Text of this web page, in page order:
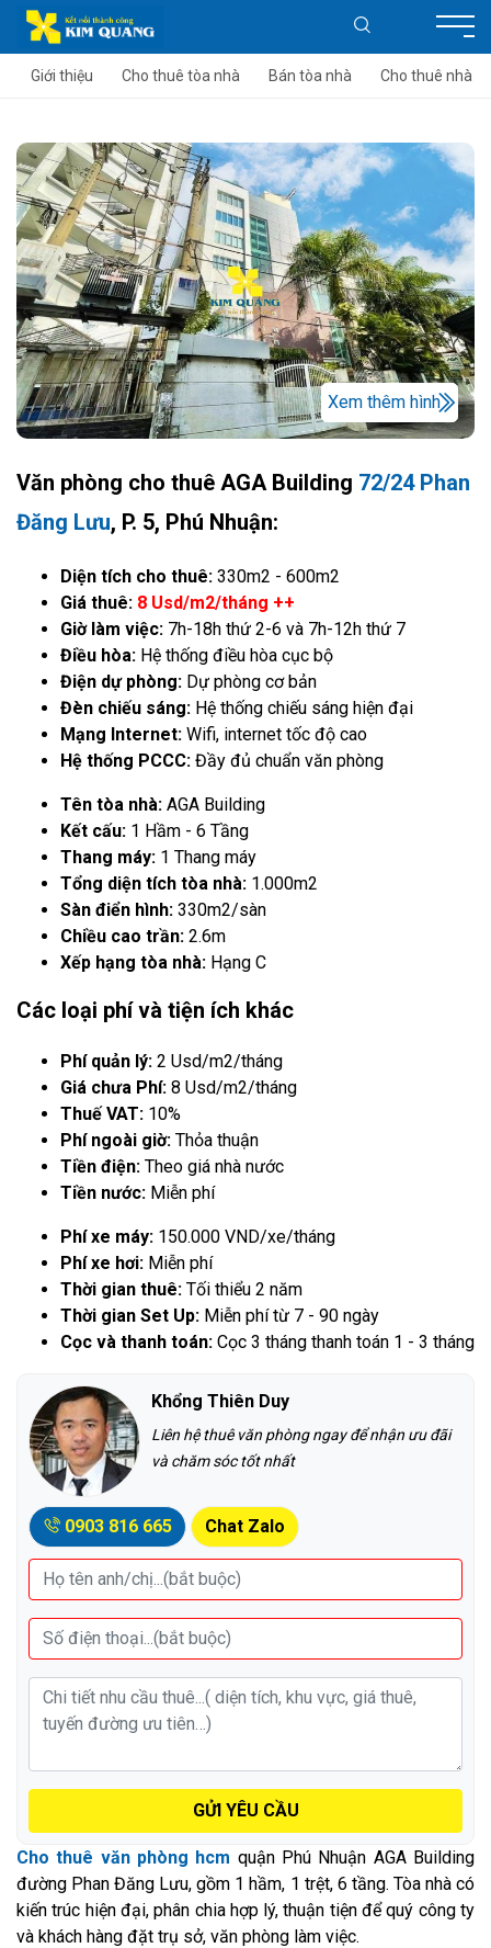
Giới thiệu Cho thuê tòa nhà Bán tòa nhà Cho thuê nhà
Xem thêm hình
Văn phòng cho thuê AGA Building 72/24 Phan
Đăng Lưu, P. 5, Phú Nhuận:
Diện tích cho thuê: 330m2 - 600m2
Giá thuê: 8 Usd/m2/tháng ++
Giờ làm việc: 7h-18h thứ 2-6 và 7h-12h thứ 7
Điều hòa: Hệ thống điều hòa cục bộ
Điện dự phòng: Dự phòng cơ bản
Đèn chiếu sáng: Hệ thống chiếu sáng hiện đại
Mạng Internet: Wifi, internet tốc độ cao
Hệ thống PCCC: Đầy đủ chuẩn văn phòng
Tên tòa nhà: AGA Building
Kết cấu: 1 Hầm - 6 Tầng
Thang máy: 1 Thang máy
Tổng diện tích tòa nhà: 1.000m2
Sàn điển hình: 330m2/sàn
Chiều cao trần: 2.6m
Xếp hạng tòa nhà: Hạng C
Các loại phí và tiện ích khác
Phí quản lý: 2 Usd/m2/tháng
Giá chưa Phí: 8 Usd/m2/tháng
Thuế VAT: 10%
Phí ngoài giờ: Thỏa thuận
Tiền điện: Theo giá nhà nước
Tiền nước: Miễn phí
Phí xe máy: 150.000 VND/xe/tháng
Phí xe hơi: Miễn phí
Thời gian thuê: Tối thiểu 2 năm
Thời gian Set Up: Miễn phí từ 7 - 90 ngày
Cọc và thanh toán: Cọc 3 tháng thanh toán 1 - 3 tháng
Khổng Thiên Duy
Liên hệ thuê văn phòng ngay để nhận ưu đãi
và chăm sóc tốt nhất
0903 816 665 Chat Zalo
GỬI YÊU CẦU
Cho thuê văn phòng hcm quận Phú Nhuận AGA Building
đường Phan Đăng Lưu, gồm 1 hầm, 1 trệt, 6 tầng. Tòa nhà có
kiến trúc hiện đại, phân chia hợp lý, thuận tiện để quý công ty
và khách hàng đặt trụ sở, văn phòng làm việc.